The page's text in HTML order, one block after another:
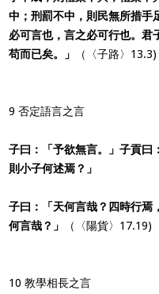
中；刑罰不中，則民無所措手
必可言也，言之必可行也。君
苟而已矣。」
（〈子路〉13.3)
9 否定語言之言
子曰：「予欲無言。」子貢曰
則小子何述焉？」
子曰：「天何言哉？四時行焉
何言哉？」
（〈陽貨〉17.19)
10 教學相長之言